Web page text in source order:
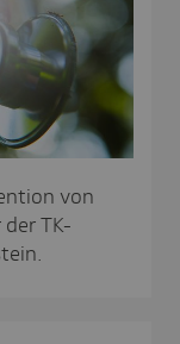
von
TK-